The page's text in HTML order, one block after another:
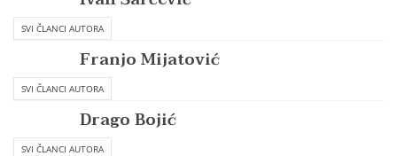
SVI ČLANCI AUTORA
Franjo Mijatović
SVI ČLANCI AUTORA
Drago Bojić
SVI ČLANCI AUTORA